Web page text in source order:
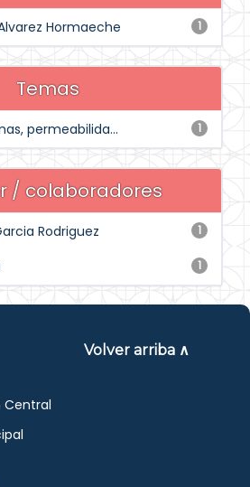
1
Hormaeche
Temas
1
permeabilida...
/ colaboradores
1
Rodriguez
1
Volver arriba ∧
Central